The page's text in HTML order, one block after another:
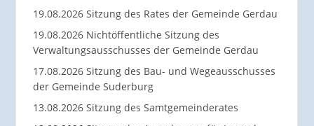
19.08.2026 Sitzung des Rates der Gemeinde Gerdau
19.08.2026 Nichtöffentliche Sitzung des
Verwaltungsausschusses der Gemeinde Gerdau
17.08.2026 Sitzung des Bau- und Wegeausschusses
der Gemeinde Suderburg
13.08.2026 Sitzung des Samtgemeinderates